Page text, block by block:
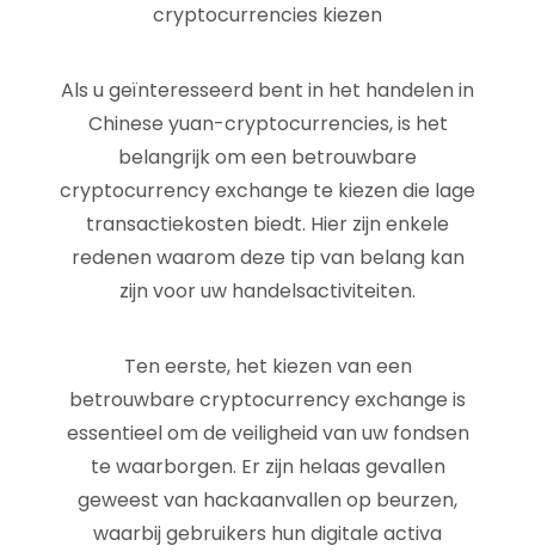
cryptocurrencies kiezen
Als u geïnteresseerd bent in het handelen in
Chinese yuan-cryptocurrencies, is het
belangrijk om een betrouwbare
cryptocurrency exchange te kiezen die lage
transactiekosten biedt. Hier zijn enkele
redenen waarom deze tip van belang kan
zijn voor uw handelsactiviteiten.
Ten eerste, het kiezen van een
betrouwbare cryptocurrency exchange is
essentieel om de veiligheid van uw fondsen
te waarborgen. Er zijn helaas gevallen
geweest van hackaanvallen op beurzen,
waarbij gebruikers hun digitale activa